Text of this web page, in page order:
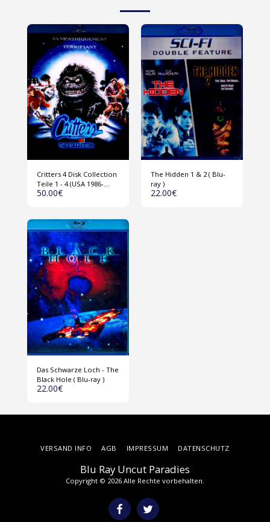
Critters 4 Disk Collection
Teile 1 - 4 (USA 1986-
1992) Blu-ray
50.00€
The Hidden 1 & 2 ( Blu-
ray )
22.00€
Das Schwarze Loch - The
Black Hole ( Blu-ray )
22.00€
Blu Ray Uncut Paradies
Copyright © 2026 Alle Rechte vorbehalten.
VERSAND INFO AGB IMPRESSUM DATENSCHUTZ